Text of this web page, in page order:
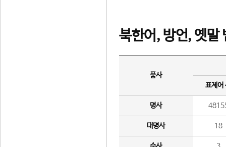
북한어, 방언, 옛말
품사
표제어
명사
대명사 18